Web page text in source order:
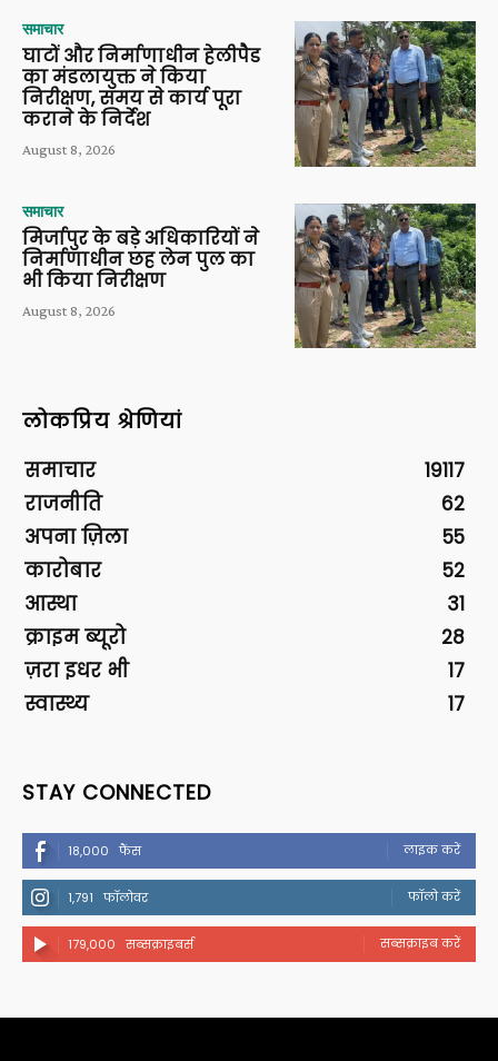
समाचार
घाटों और निर्माणाधीन हेलीपैड
का मंडलायुक्त ने किया
निरीक्षण, समय से कार्य पूरा
कराने के निर्देश
August 8, 2026
समाचार
मिर्जापुर के बड़े अधिकारियों ने
निर्माणाधीन छह लेन पुल का
भी किया निरीक्षण
August 8, 2026
लोकप्रिय श्रेणियां
समाचार
19117
राजनीति
62
अपना ज़िला
55
कारोबार
52
आस्था
31
क्राइम ब्यूरो
28
ज़रा इधर भी
17
स्वास्थ्य
17
STAY CONNECTED
18,000 फैंस लाइक करें
1,791 फॉलोवर फॉलो करें
179,000 सब्सक्राइबर्स सब्सक्राइब करें